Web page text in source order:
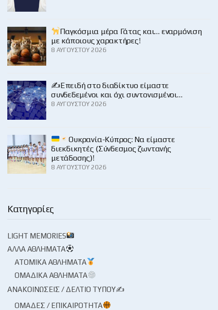
Παγκόσμια μέρα Γάτας και… εναρμόνιση
με κάποιους χαρακτήρες!
8 ΑΥΓΟΎΣΤΟΥ 2026
✍️Επειδή στο διαδίκτυο είμαστε
συνδεδεμένοι και όχι συντονισμένοι…
8 ΑΥΓΟΎΣΤΟΥ 2026
Ουκρανία-Κύπρος: Να είμαστε
διεκδικητές (Σύνδεσμος ζωντανής
μετάδοσης)!
8 ΑΥΓΟΎΣΤΟΥ 2026
Κατηγορίες
LIGHT MEMORIES
ΆΛΛΑ ΑΘΛΉΜΑΤΑ
ΑΤΟΜΙΚΆ ΑΘΛΉΜΑΤΑ
ΟΜΑΔΙΚΆ ΑΘΛΉΜΑΤΑ
ΑΝΑΚΟΙΝΏΣΕΙΣ / ΔΕΛΤΊΟ ΤΎΠΟΥ✍
ΟΜΆΔΕΣ / ΕΠΙΚΑΙΡΌΤΗΤΑ